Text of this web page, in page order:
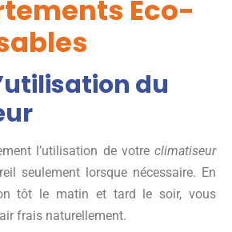
Éco-
du
l’utilisation de votre climatiseur
seulement lorsque nécessaire. En
tôt le matin et tard le soir, vous
frais naturellement.